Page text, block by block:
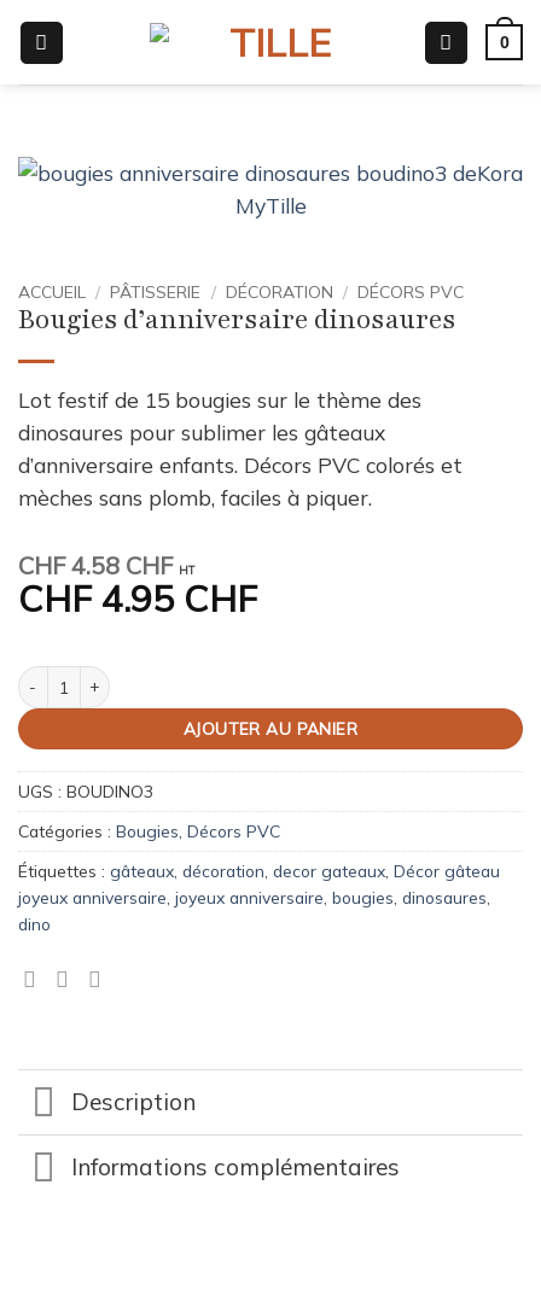
contenu
0
ACCUEIL / PÂTISSERIE / DÉCORATION / DÉCORS PVC
Bougies d’anniversaire dinosaures
Lot festif de 15 bougies sur le thème des
dinosaures pour sublimer les gâteaux
d’anniversaire enfants. Décors PVC colorés et
mèches sans plomb, faciles à piquer.
CHF4.58 CHF HT
CHF4.95 CHF
quantité de Bougies d'anniversaire dinosaures
AJOUTER AU PANIER
UGS : BOUDINO3
Catégories : Bougies Décors PVC
Étiquettes : gâteaux décoration decor gateaux Décor gâteau
joyeux anniversaire joyeux anniversaire bougies dinosaures
dino
Description
Informations complémentaires